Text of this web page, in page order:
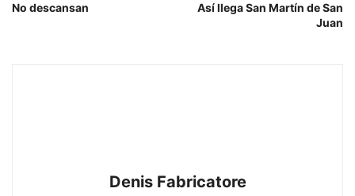
No descansan
Así llega San Martín de San
Juan
Denis Fabricatore